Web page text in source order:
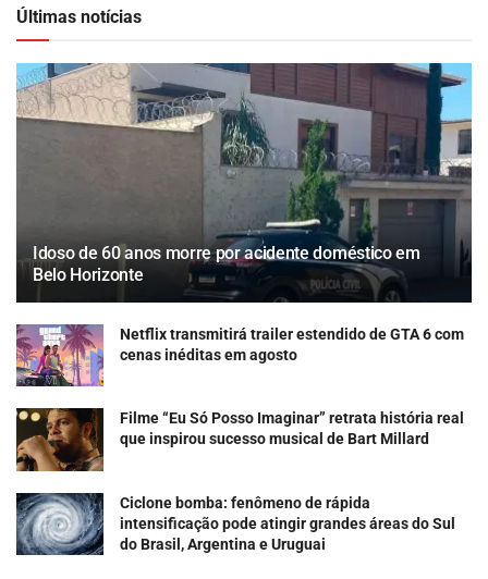
Últimas notícias
Idoso de 60 anos morre por acidente doméstico em
Belo Horizonte
Netflix transmitirá trailer estendido de GTA 6 com
cenas inéditas em agosto
Filme “Eu Só Posso Imaginar” retrata história real
que inspirou sucesso musical de Bart Millard
Ciclone bomba: fenômeno de rápida
intensificação pode atingir grandes áreas do Sul
do Brasil, Argentina e Uruguai